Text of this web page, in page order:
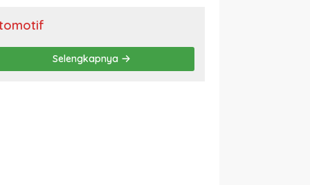
Selengkapnya